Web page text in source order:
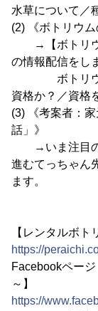
水草について／
(2) 《ボトリウ
→【ボトリウ
の情報配信をし
ボトリウム
資格か？／資格
(3) 《考案者：
話」》
→いま注目の
進むてっちゃん
ます。
【レンタルボト
https://
Facebookペー
～】
https://